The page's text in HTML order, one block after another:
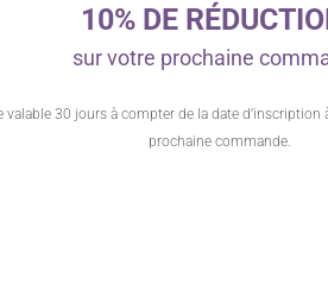
10% DE
sur votre prochaine
valable 30 jours à compter de la date d’inscription
prochaine commande.